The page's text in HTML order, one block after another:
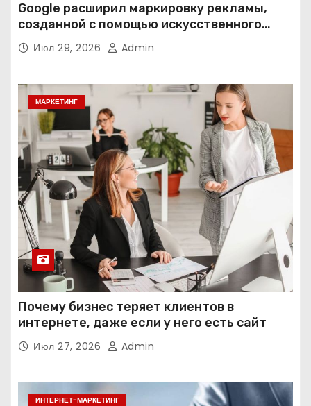
Google расширил маркировку рекламы,
созданной с помощью искусственного
интеллекта
Июл 29, 2026 Admin
МАРКЕТИНГ
Почему бизнес теряет клиентов в
интернете, даже если у него есть сайт
Июл 27, 2026 Admin
ИНТЕРНЕТ-МАРКЕТИНГ